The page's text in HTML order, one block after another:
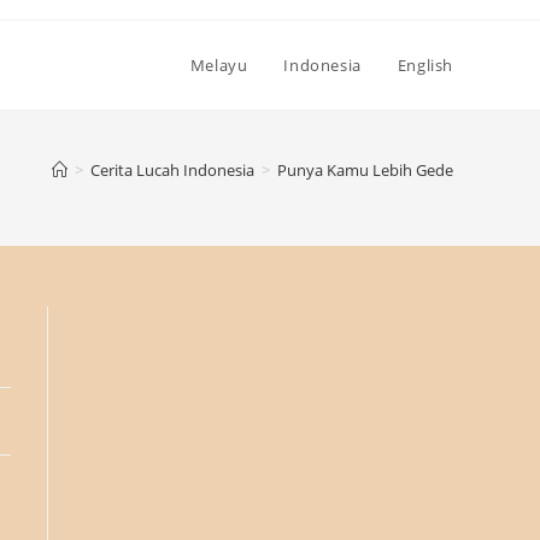
Melayu Indonesia English
> Cerita Lucah Indonesia > Punya Kamu Lebih Gede